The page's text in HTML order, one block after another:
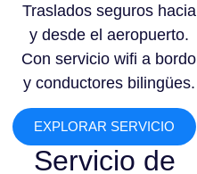
Traslados seguros hacia
y desde el aeropuerto.
Con servicio wifi a bordo
y conductores bilingües.
EXPLORAR SERVICIO
Servicio de